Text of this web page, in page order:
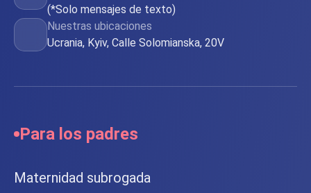
(*Solo mensajes de texto)
Nuestras ubicaciones
Ucrania, Kyiv, Calle Solomianska, 20V
Para los padres
Maternidad subrogada